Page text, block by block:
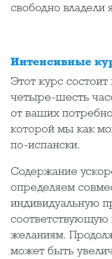
свободно владели
Интенсивные
Этот курс
четыре-шесть
от ваших
которой мы как
по-испански.
Содержание
определяем
индивидуальную
желаниям.
может быть